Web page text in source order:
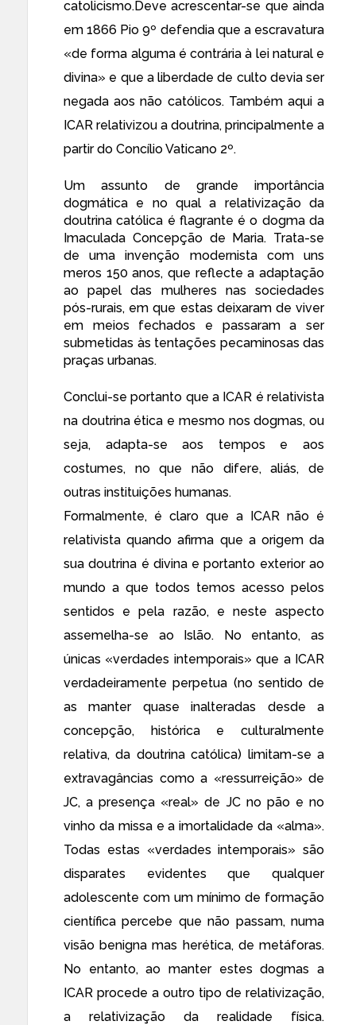
catolicismo.Deve acrescentar-se que ainda
em 1866 Pio 9º defendia que a escravatura
«de forma alguma é contrária à lei natural e
divina» e que a liberdade de culto devia ser
negada aos não católicos. Também aqui a
ICAR relativizou a doutrina, principalmente a
partir do Concílio Vaticano 2º.
Um assunto de grande importância
dogmática e no qual a relativização da
doutrina católica é flagrante é o dogma da
Imaculada Concepção de Maria. Trata-se
de uma invenção modernista com uns
meros 150 anos, que reflecte a adaptação
ao papel das mulheres nas sociedades
pós-rurais, em que estas deixaram de viver
em meios fechados e passaram a ser
submetidas às tentações pecaminosas das
praças urbanas.
Conclui-se portanto que a ICAR é relativista
na doutrina ética e mesmo nos dogmas, ou
seja, adapta-se aos tempos e aos
costumes, no que não difere, aliás, de
outras instituições humanas.
Formalmente, é claro que a ICAR não é
relativista quando afirma que a origem da
sua doutrina é divina e portanto exterior ao
mundo a que todos temos acesso pelos
sentidos e pela razão, e neste aspecto
assemelha-se ao Islão. No entanto, as
únicas «verdades intemporais» que a ICAR
verdadeiramente perpetua (no sentido de
as manter quase inalteradas desde a
concepção, histórica e culturalmente
relativa, da doutrina católica) limitam-se a
extravagâncias como a «ressurreição» de
JC, a presença «real» de JC no pão e no
vinho da missa e a imortalidade da «alma».
Todas estas «verdades intemporais» são
disparates evidentes que qualquer
adolescente com um mínimo de formação
científica percebe que não passam, numa
visão benigna mas herética, de metáforas.
No entanto, ao manter estes dogmas a
ICAR procede a outro tipo de relativização,
a relativização da realidade física.